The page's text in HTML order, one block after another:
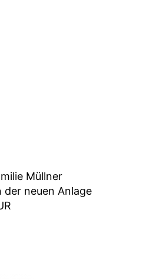
Müllner
neuen Anlage